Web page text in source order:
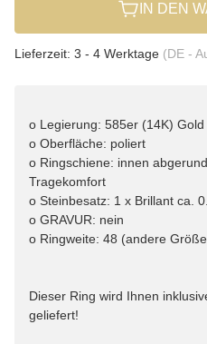
IN DEN
Lieferzeit: 3 - 4 Werktage (DE -
o Legierung: 585er (14K) Gold
o Oberfläche: poliert
o Ringschiene: innen
Tragekomfort
o Steinbesatz: 1 x Brillant ca.
o GRAVUR: nein
o Ringweite: 48 (andere
Dieser Ring wird Ihnen
geliefert!